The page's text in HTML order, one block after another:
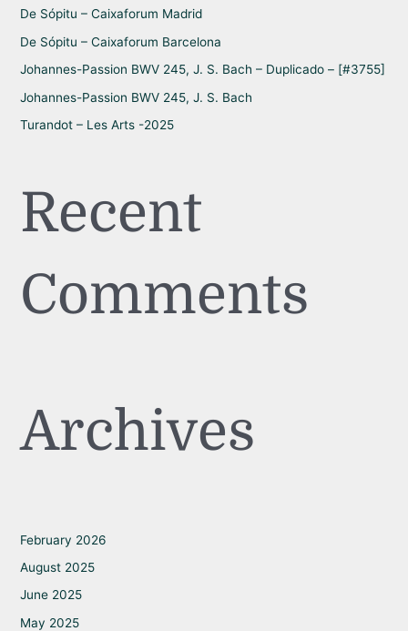
rDe Sópitu – Caixaforum Madrid
De Sópitu – Caixaforum Barcelona
Johannes-Passion BWV 245, J. S. Bach – Duplicado – [#3755]
Johannes-Passion BWV 245, J. S. Bach
Turandot – Les Arts -2025
Recent
Comments
Archives
February 2026
August 2025
June 2025
May 2025